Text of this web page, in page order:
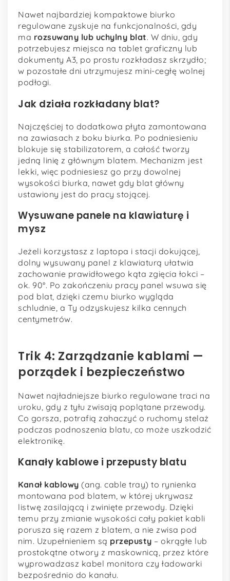
Nawet najbardziej kompaktowe biurko
regulowane zyskuje na funkcjonalności, gdy
ma rozsuwany lub uchylny blat. W dniu, gdy
potrzebujesz miejsca na tablet graficzny lub
dokumenty A3, po prostu rozkładasz skrzydło;
w pozostałe dni utrzymujesz mini-cegłę wolnej
podłogi.
Jak działa rozkładany blat?
Najczęściej to dodatkowa płyta zamontowana
na zawiasach z boku biurka. Po podniesieniu
blokuje się stabilizatorem, a całość tworzy
jedną linię z głównym blatem. Mechanizm jest
lekki, więc podniesiesz go przy dowolnej
wysokości biurka, nawet gdy blat główny
ustawiony jest do pracy stojącej.
Wysuwane panele na klawiaturę i
mysz
Jeżeli korzystasz z laptopa i stacji dokującej,
dolny wysuwany panel z klawiaturą ułatwia
zachowanie prawidłowego kąta zgięcia łokci –
ok. 90°. Po zakończeniu pracy panel wsuwa się
pod blat, dzięki czemu biurko wygląda
schludnie, a Ty odzyskujesz kilka cennych
centymetrów.
Trik 4: Zarządzanie kablami —
porządek i bezpieczeństwo
Nawet najładniejsze biurko regulowane traci na
uroku, gdy z tyłu zwisają poplątane przewody.
Co gorsza, potrafią zahaczyć o ruchomy stelaż
podczas podnoszenia blatu, co może uszkodzić
elektronikę.
Kanały kablowe i przepusty blatu
Kanał kablowy (ang. cable tray) to rynienka
montowana pod blatem, w której ukrywasz
listwę zasilającą i zwinięte przewody. Dzięki
temu przy zmianie wysokości cały pakiet kabli
porusza się razem z blatem, a nie zwisa pod
nim. Uzupełnieniem są przepusty – okrągłe lub
prostokątne otwory z maskownicą, przez które
wyprowadzasz kabel monitora czy ładowarki
bezpośrednio do kanału.